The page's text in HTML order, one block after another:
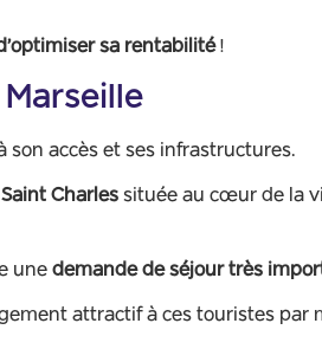
sa rentabilité!
son accès et ses infrastructures.
Charles située au cœur de la
une demande de séjour très
attractif à ces touristes par